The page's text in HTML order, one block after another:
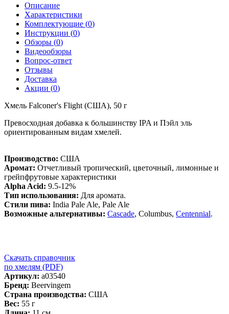
Описание
Характеристики
Комплектующие (0)
Инструкции (0)
Обзоры (0)
Видеообзоры
Вопрос-ответ
Отзывы
Доставка
Акции (0)
Хмель Falconer's Flight (США), 50 г
Превосходная добавка к большинству IPA и Пэйл эль
ориентированным видам хмелей.
Производство: США
Аромат: Отчетливый тропический, цветочный, лимонные и
грейпфрутовые характеристики
Alpha Acid: 9.5-12%
Тип использования: Для аромата.
Стили пива: India Pale Ale, Pale Ale
Возможные альтернативы: Cascade, Columbus, Centennial.
Скачать справочник
по хмелям (PDF)
Артикул: a03540
Бренд: Beervingem
Страна производства: США
Вес: 55 г